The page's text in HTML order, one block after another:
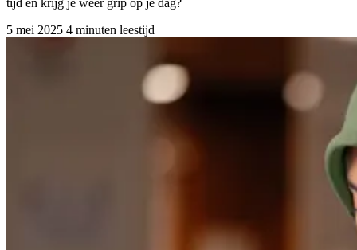
tijd en krijg je weer grip op je dag?
5 mei 2025 4 minuten leestijd